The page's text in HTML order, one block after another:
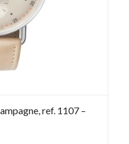
ref. 1107 –